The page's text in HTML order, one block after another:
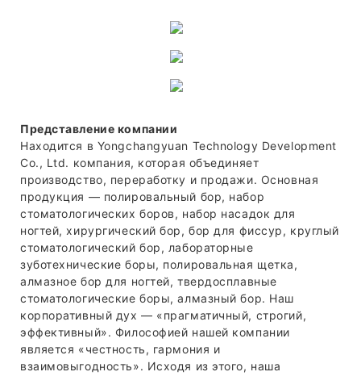
Представление компании
Находится в Yongchangyuan Technology Development
Co., Ltd. компания, которая объединяет
производство, переработку и продажи. Основная
продукция — полировальный бор, набор
стоматологических боров, набор насадок для
ногтей, хирургический бор, бор для фиссур, круглый
стоматологический бор, лабораторные
зуботехнические боры, полировальная щетка,
алмазное бор для ногтей, твердосплавные
стоматологические боры, алмазный бор. Наш
корпоративный дух — «прагматичный, строгий,
эффективный». Философией нашей компании
является «честность, гармония и
взаимовыгодность». Исходя из этого, наша